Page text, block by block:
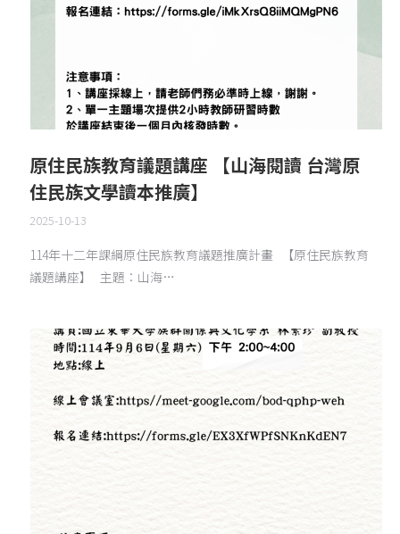
原住民族教育議題講座 【山海閱讀 台灣原
住民族文學讀本推廣】
2025-10-13
114年十二年課綱原住民族教育議題推廣計畫 【原住民族教育
議題講座】 主題：山海…